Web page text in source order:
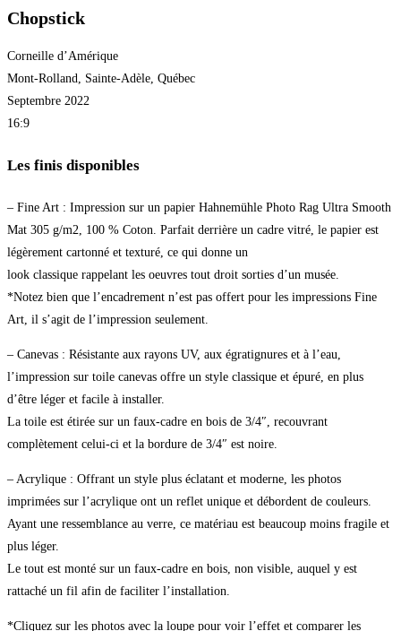
Chopstick
Corneille d’Amérique
Mont-Rolland, Sainte-Adèle, Québec
Septembre 2022
16:9
Les finis disponibles
– Fine Art : Impression sur un papier Hahnemühle Photo Rag Ultra Smooth
Mat 305 g/m2, 100 % Coton. Parfait derrière un cadre vitré, le papier est
légèrement cartonné et texturé, ce qui donne un
look classique rappelant les oeuvres tout droit sorties d’un musée.
*Notez bien que l’encadrement n’est pas offert pour les impressions Fine
Art, il s’agit de l’impression seulement.
– Canevas : Résistante aux rayons UV, aux égratignures et à l’eau,
l’impression sur toile canevas offre un style classique et épuré, en plus
d’être léger et facile à installer.
La toile est étirée sur un faux-cadre en bois de 3/4″, recouvrant
complètement celui-ci et la bordure de 3/4″ est noire.
– Acrylique : Offrant un style plus éclatant et moderne, les photos
imprimées sur l’acrylique ont un reflet unique et débordent de couleurs.
Ayant une ressemblance au verre, ce matériau est beaucoup moins fragile et
plus léger.
Le tout est monté sur un faux-cadre en bois, non visible, auquel y est
rattaché un fil afin de faciliter l’installation.
*Cliquez sur les photos avec la loupe pour voir l’effet et comparer les